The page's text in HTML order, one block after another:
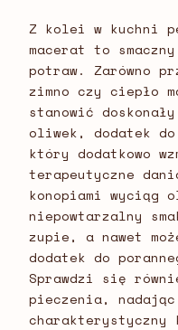
Z kolei w kuchni
macerat to
potraw. Zarówno
zimno czy ciepło
stanowić
oliwek, dodatek
który dodatkowo
terapeutyczne
konopiami wyciąg
niepowtarzalny
zupie, a nawet
dodatek do
Sprawdzi się
pieczenia, nadając
charakterystyczny